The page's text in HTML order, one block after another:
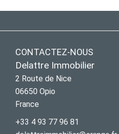
CONTACTEZ-NOUS
Delattre Immobilier
2 Route de Nice
06650 Opio
France
+33 4 93 77 96 81